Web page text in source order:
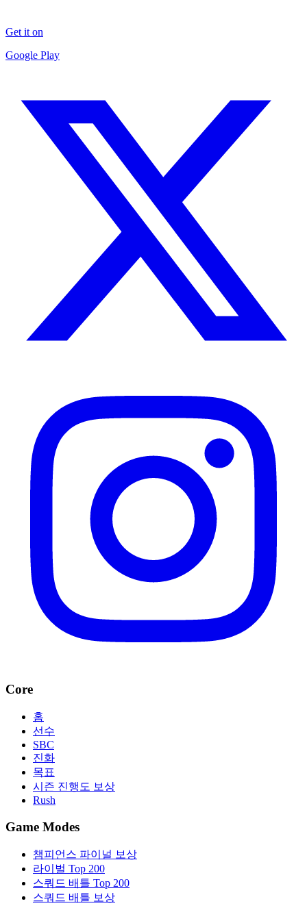
Get it on
Google Play
Core
홈
선수
SBC
진화
목표
시즌 진행도 보상
Rush
Game Modes
챔피언스 파이널 보상
라이벌 Top 200
스쿼드 배틀 Top 200
스쿼드 배틀 보상